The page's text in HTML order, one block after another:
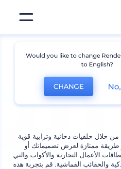
أحادية
من خلال خلفيات دخانية وترابية قوية
طريقة ممتازة لعرض تصميماتك أو
الأعمال التجارية والأكواب والتي
والحقائب القماشية. قم بتجربة هذه
Would you like to change
to English?
CHANGE